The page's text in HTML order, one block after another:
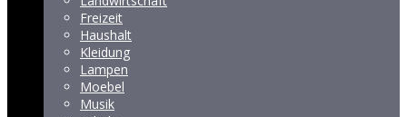
Freizeit
Haushalt
Kleidung
Lampen
Moebel
Musik